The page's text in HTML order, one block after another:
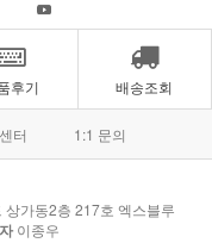
후기 배송조회
터 1:1 문의
가동2층 217호 엑스블루
이종우